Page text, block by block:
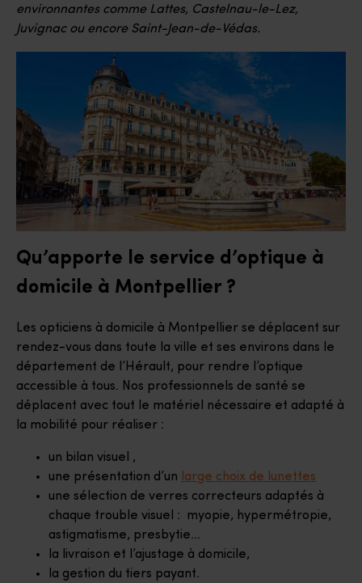
environnantes comme Lattes, Castelnau-le-Lez,
Juvignac ou encore Saint-Jean-de-Védas.
Qu’apporte le service d’optique à
domicile à Montpellier ?
Les opticiens à domicile à Montpellier se déplacent sur
rendez-vous dans toute la ville et ses environs dans le
département de l’Hérault, pour rendre l’optique
accessible à tous. Nos professionnels de santé se
déplacent avec tout le matériel nécessaire et adapté à
la mobilité pour réaliser :
un bilan visuel ,
une présentation d’un large choix de lunettes
une sélection de verres correcteurs adaptés à
chaque trouble visuel : myopie, hypermétropie,
astigmatisme, presbytie…
la livraison et l’ajustage à domicile,
la gestion du tiers payant.